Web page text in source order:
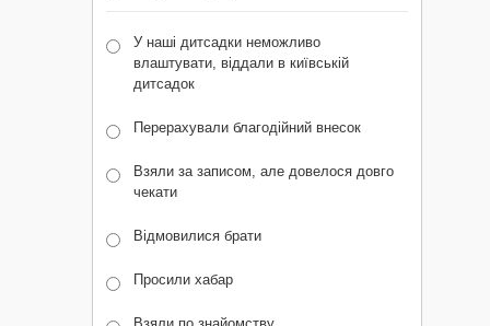
У наші дитсадки неможливо
влаштувати, віддали в київській
дитсадок
Перерахували благодійний внесок
Взяли за записом, але довелося довго
чекати
Відмовилися брати
Просили хабар